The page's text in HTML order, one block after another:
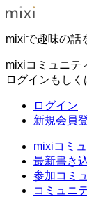
mixiで趣味の話
mixiコミュニテ
ログインもし
ログイン
新規会員
mixiコミ
最新書き
参加コミ
コミュニ